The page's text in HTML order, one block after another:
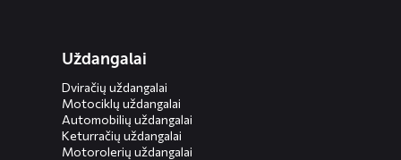
Uždangalai
Dviračių uždangalai
Motociklų uždangalai
Automobilių uždangalai
Keturračių uždangalai
Motorolerių uždangalai